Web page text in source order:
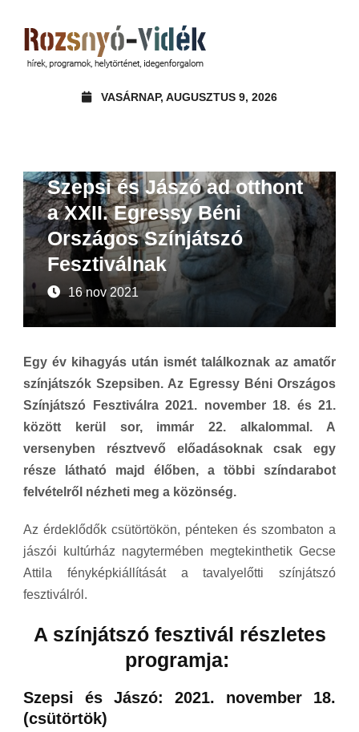
VASÁRNAP, AUGUSZTUS 9, 2026
Szepsi és Jászó ad otthont
a XXII. Egressy Béni
Országos Színjátszó
Fesztiválnak
16 nov 2021
Egy év kihagyás után ismét találkoznak az amatőr
színjátszók Szepsiben. Az Egressy Béni Országos
Színjátszó Fesztiválra 2021. november 18. és 21.
között kerül sor, immár22. alkalommal. A
versenyben résztvevő előadásoknak csak egy
része látható majd élőben, a többi színdarabot
felvételről nézheti meg a közönség.
Az érdeklődők csütörtökön, pénteken és szombaton a
jászói kultúrház nagytermében megtekinthetik Gecse
Attila fényképkiállítását a tavalyelőtti színjátszó
fesztiválról.
A színjátszó fesztivál részletes
programja:
Szepsi és Jászó: 2021. november 18.
(csütörtök)